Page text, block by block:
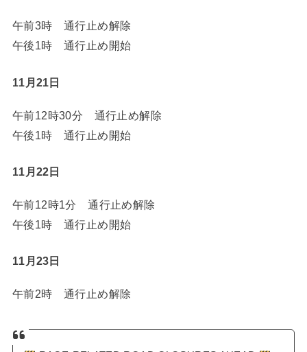
午前3時 通行止め解除
午後1時 通行止め開始
11月21日
午前12時30分 通行止め解除
午後1時 通行止め開始
11月22日
午前12時1分 通行止め解除
午後1時 通行止め開始
11月23日
午前2時 通行止め解除